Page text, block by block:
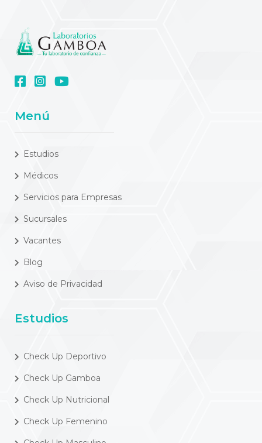
Menú
Estudios
Médicos
Servicios para Empresas
Sucursales
Vacantes
Blog
Aviso de Privacidad
Estudios
Check Up Deportivo
Check Up Gamboa
Check Up Nutricional
Check Up Femenino